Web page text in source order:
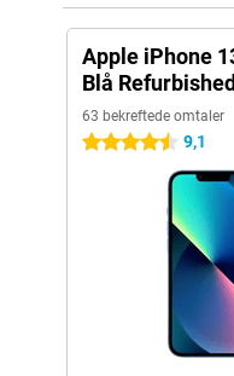
Apple iPhone
Blå Refurbished
63 bekreftede omtaler
4.5 stjerner 9,1